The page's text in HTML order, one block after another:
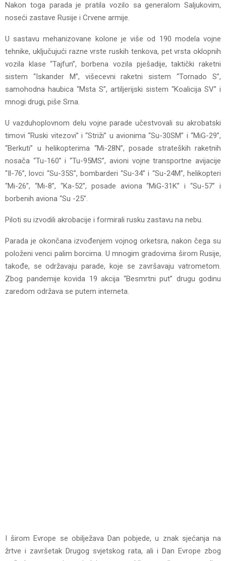
Nakon toga parada je pratila vozilo sa generalom Saljukovim,
noseći zastave Rusije i Crvene armije.
U sastavu mehanizovane kolone je više od 190 modela vojne
tehnike, uključujući razne vrste ruskih tenkova, pet vrsta oklopnih
vozila klase “Tajfun”, borbena vozila pješadije, taktički raketni
sistem “Iskander M”, višecevni raketni sistem “Tornado S”,
samohodna haubica “Msta S”, artiljerijski sistem “Koalicija SV” i
mnogi drugi, piše Srna.
U vazduhoplovnom delu vojne parade učestvovali su akrobatski
timovi “Ruski vitezovi” i “Striži” u avionima “Su-30SM” i “MiG-29”,
“Berkuti” u helikopterima “Mi-28N”, posade strateških raketnih
nosača “Tu-160” i “Tu-95MS”, avioni vojne transportne avijacije
“Il-76”, lovci “Su-35S”, bombarderi “Su-34” i “Su-24M”, helikopteri
“Mi-26”, “Mi-8”, “Ka-52”, posade aviona “MiG-31K” i “Su-57” i
borbenih aviona “Su -25”.
Piloti su izvodili akrobacije i formirali rusku zastavu na nebu.
Parada je okončana izvođenjem vojnog orketsra, nakon čega su
položeni venci palim borcima. U mnogim gradovima širom Rusije,
takođe, se održavaju parade, koje se završavaju vatrometom.
Zbog pandemije kovida 19 akcija “Besmrtni put” drugu godinu
zaredom održava se putem interneta.
I širom Evrope se obilježava Dan pobjede, u znak sjećanja na
žrtve i završetak Drugog svjetskog rata, ali i Dan Evrope zbog